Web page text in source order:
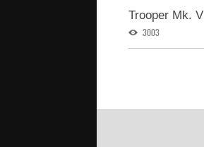
Trooper Mk. V
3003